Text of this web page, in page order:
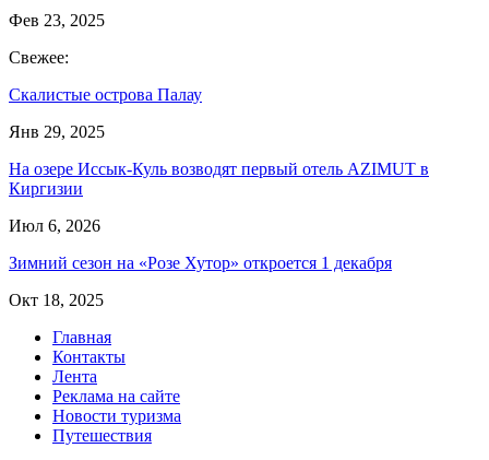
Фев 23, 2025
Свежее:
Скалистые острова Палау
Янв 29, 2025
На озере Иссык-Куль возводят первый отель AZIMUT в
Киргизии
Июл 6, 2026
Зимний сезон на «Розе Хутор» откроется 1 декабря
Окт 18, 2025
Главная
Контакты
Лента
Реклама на сайте
Новости туризма
Путешествия